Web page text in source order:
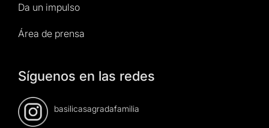
Da un impulso
Área de prensa
Síguenos en las redes
basilicasagradafamilia